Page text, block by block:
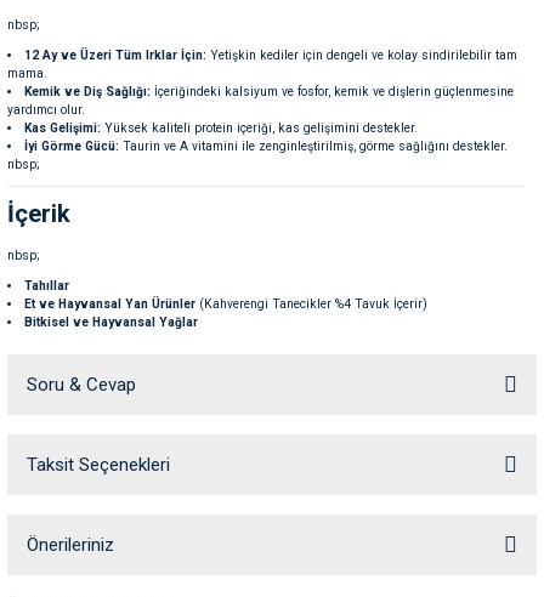
Temizlik
Ek Besinler
Kapları
Ek Besinleri
nbsp;
12 Ay ve Üzeri Tüm Irklar İçin: Yetişkin kediler için dengeli ve kolay sindirilebilir tam
mama.
Kemik ve Diş Sağlığı: İçeriğindeki kalsiyum ve fosfor, kemik ve dişlerin güçlenmesine
yardımcı olur.
Kas Gelişimi: Yüksek kaliteli protein içeriği, kas gelişimini destekler.
İyi Görme Gücü: Taurin ve A vitamini ile zenginleştirilmiş, görme sağlığını destekler.
nbsp;
İçerik
nbsp;
Tahıllar
Et ve Hayvansal Yan Ürünler (Kahverengi Tanecikler %4 Tavuk İçerir)
Bitkisel ve Hayvansal Yağlar
Mineraller
Sebzeler:
Maya
Analiz Değerleri
Soru & Cevap
Ürün hakkında henüz soru sorulmamış.
Taksit Seçenekleri
Önerileriniz